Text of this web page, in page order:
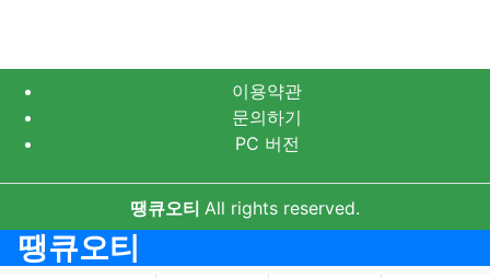
이용약관
문의하기
PC 버전
땡큐오티 All rights reserved.
땡큐오티